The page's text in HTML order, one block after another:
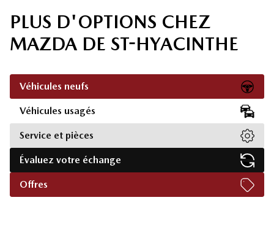
PLUS D'OPTIONS CHEZ
MAZDA DE ST-HYACINTHE
Véhicules neufs
Véhicules usagés
Service et pièces
Évaluez votre échange
Offres